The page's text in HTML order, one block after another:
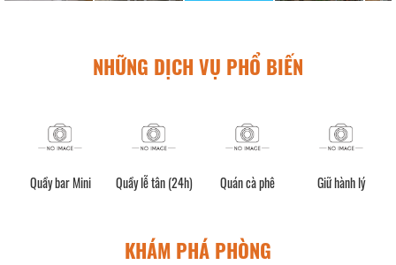
NHỮNG DỊCH VỤ PHỔ BIẾN
Quầy bar Mini Quầy lễ tân (24h) Quán cà phê Giữ hành lý
KHÁM PHÁ PHÒNG